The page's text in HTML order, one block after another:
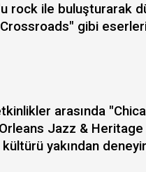
rock ile buluşturarak
gibi
arasında
Jazz & Heritage
yakından